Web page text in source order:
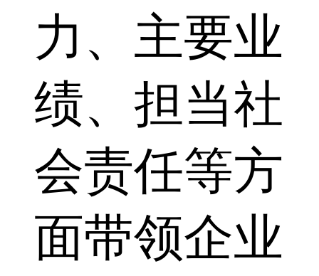
力、主要业
绩、担当社
会责任等方
面带领企业